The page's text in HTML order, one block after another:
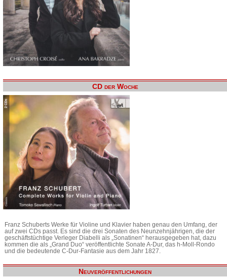
CD der Woche
Franz Schuberts Werke für Violine und Klavier haben genau den Umfang, der
auf zwei CDs passt. Es sind die drei Sonaten des Neunzehnjährigen, die der
geschäftstüchtige Verleger Diabelli als „Sonatinen“ herausgegeben hat, dazu
kommen die als „Grand Duo“ veröffentlichte Sonate A-Dur, das h-Moll-Rondo
und die bedeutende C-Dur-Fantasie aus dem Jahr 1827.
Neuveröffentlichungen